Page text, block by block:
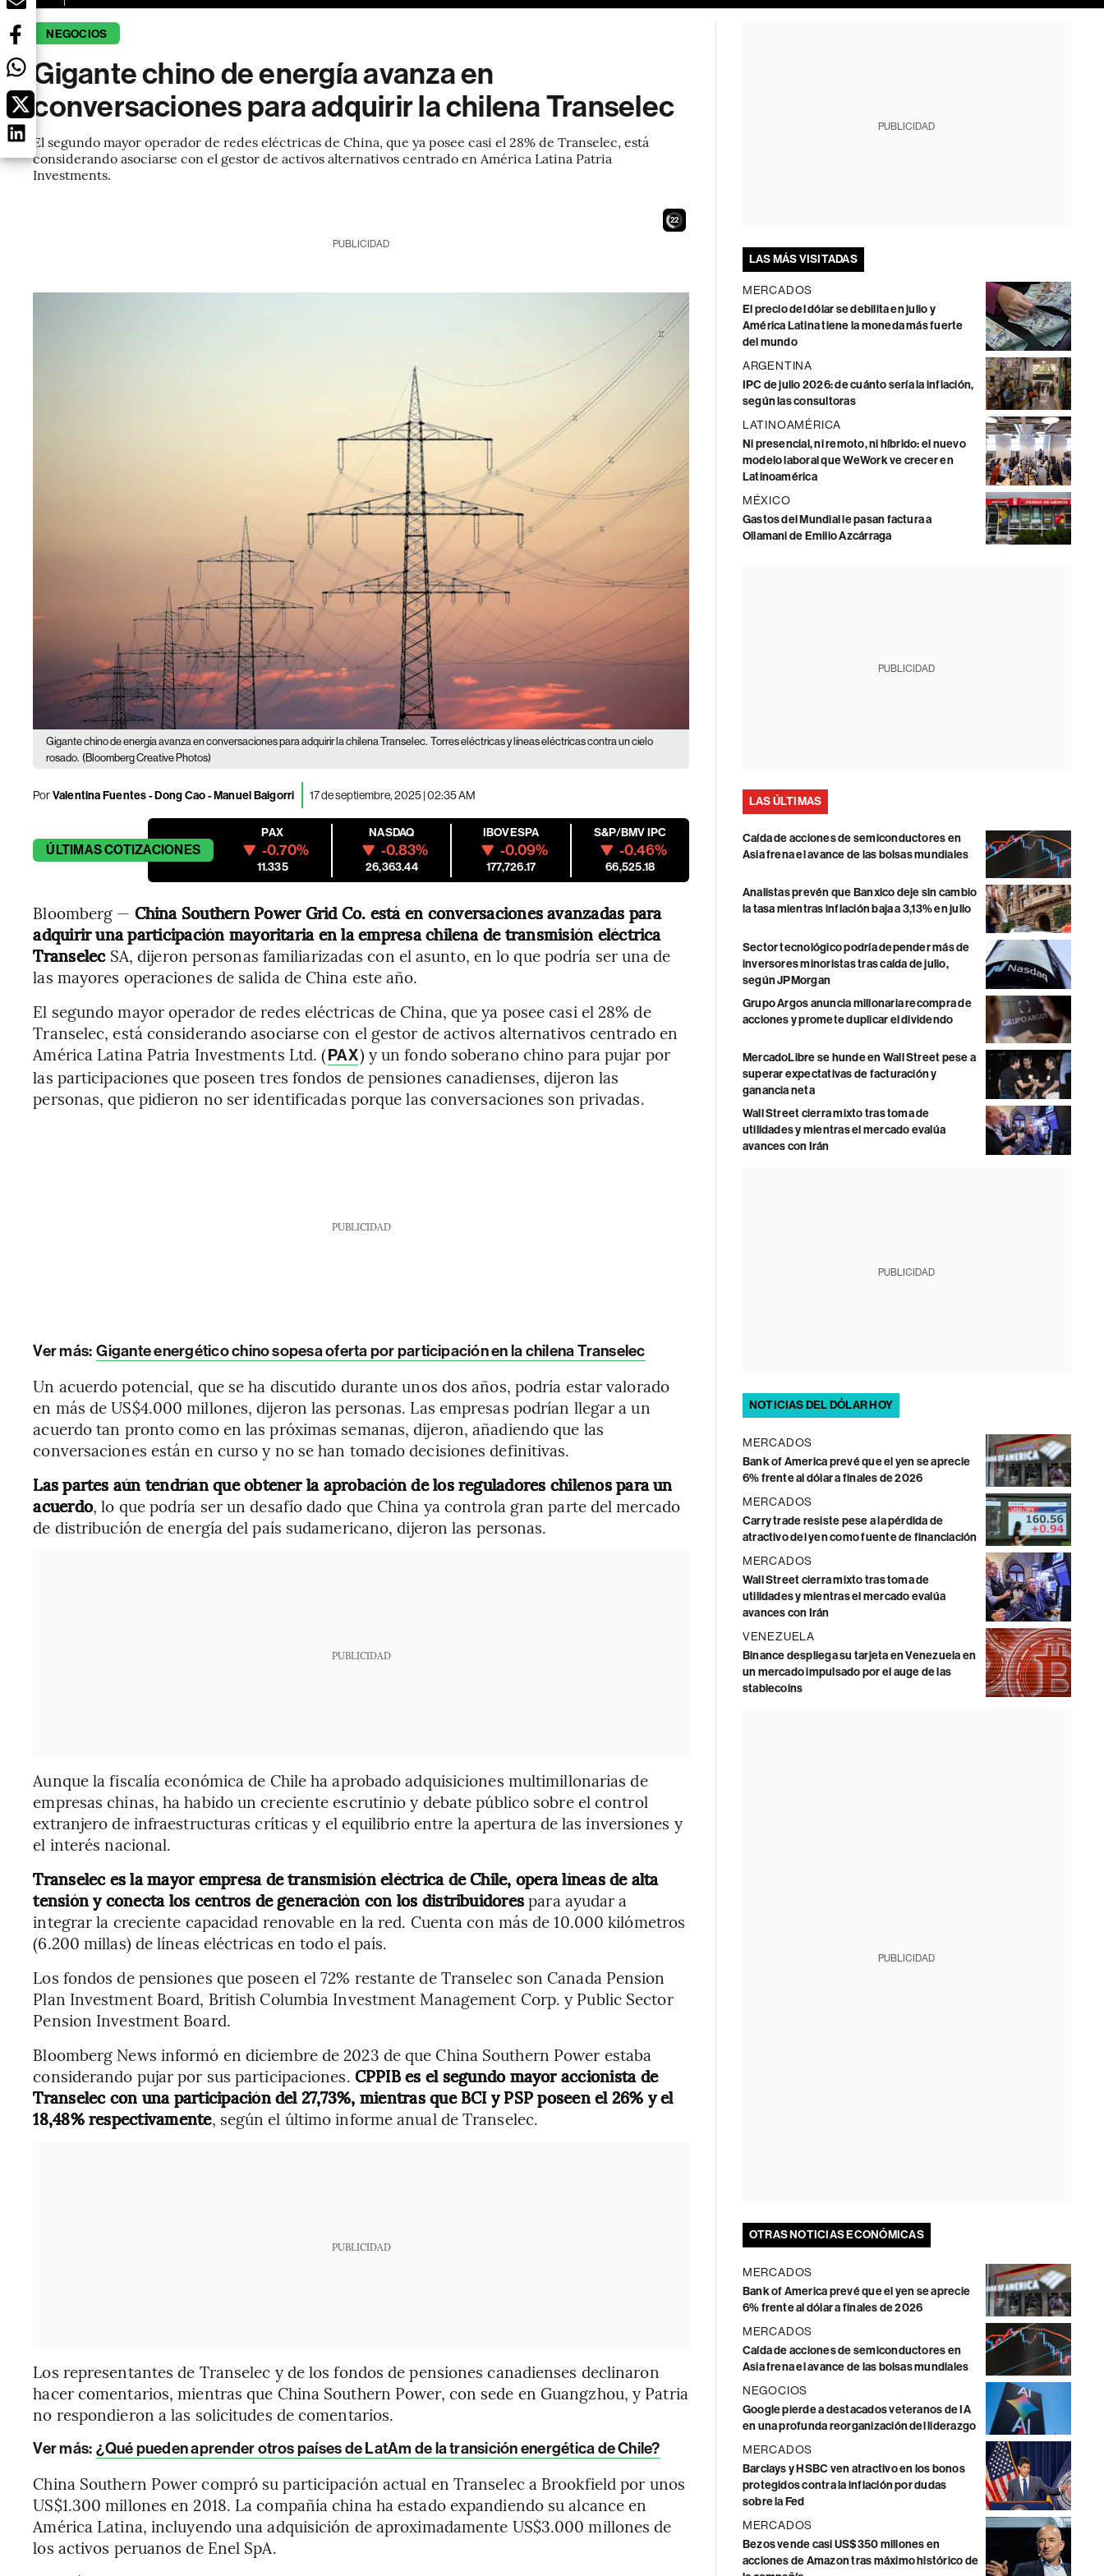
NEGOCIOS
Gigante chino de energía avanza en
conversaciones para adquirir la chilena Transelec
El segundo mayor operador de redes eléctricas de China, que ya posee casi el 28% de Transelec, está
considerando asociarse con el gestor de activos alternativos centrado en América Latina Patria
Investments.
21
PUBLICIDAD
Gigante chino de energía avanza en conversaciones para adquirir la chilena Transelec. Torres eléctricas y líneas eléctricas contra un cielo
rosado. (Bloomberg Creative Photos)
PorValentina Fuentes - Dong Cao - Manuel Baigorri 17 de septiembre, 2025 | 02:35 AM
ÚLTIMASCOTIZACIONES
PAX
-0.70%
11.335
NASDAQ
-0.83%
26,363.44
IBOVESPA
-0.09%
177,726.17
S&P/BMV IPC
-0.46%
66,525.18
Bloomberg — China Southern Power Grid Co. está en conversaciones avanzadas para
adquirir una participación mayoritaria en la empresa chilena de transmisión eléctrica
Transelec SA, dijeron personas familiarizadas con el asunto, en lo que podría ser una de
las mayores operaciones de salida de China este año.
El segundo mayor operador de redes eléctricas de China, que ya posee casi el 28% de
Transelec, está considerando asociarse con el gestor de activos alternativos centrado en
América Latina Patria Investments Ltd. (PAX) y un fondo soberano chino para pujar por
las participaciones que poseen tres fondos de pensiones canadienses, dijeron las
personas, que pidieron no ser identificadas porque las conversaciones son privadas.
PUBLICIDAD
Ver más: Gigante energético chino sopesa oferta por participación en la chilena Transelec
Un acuerdo potencial, que se ha discutido durante unos dos años, podría estar valorado
en más de US$4.000 millones, dijeron las personas. Las empresas podrían llegar a un
acuerdo tan pronto como en las próximas semanas, dijeron, añadiendo que las
conversaciones están en curso y no se han tomado decisiones definitivas.
Las partes aún tendrían que obtener la aprobación de los reguladores chilenos para un
acuerdo, lo que podría ser un desafío dado que China ya controla gran parte del mercado
de distribución de energía del país sudamericano, dijeron las personas.
PUBLICIDAD
Aunque la fiscalía económica de Chile ha aprobado adquisiciones multimillonarias de
empresas chinas, ha habido un creciente escrutinio y debate público sobre el control
extranjero de infraestructuras críticas y el equilibrio entre la apertura de las inversiones y
el interés nacional.
Transelec es la mayor empresa de transmisión eléctrica de Chile, opera líneas de alta
tensión y conecta los centros de generación con los distribuidorespara ayudar a
integrar la creciente capacidad renovable en la red. Cuenta con más de 10.000 kilómetros
(6.200 millas) de líneas eléctricas en todo el país.
Los fondos de pensiones que poseen el 72% restante de Transelec son Canada Pension
Plan Investment Board, British Columbia Investment Management Corp. y Public Sector
Pension Investment Board.
Bloomberg News informó en diciembre de 2023 de que China Southern Power estaba
considerando pujar por sus participaciones. CPPIB es el segundo mayor accionista de
Transelec con una participación del 27,73%, mientras que BCI y PSP poseen el 26% y el
18,48% respectivamente, según el último informe anual de Transelec.
PUBLICIDAD
Los representantes de Transelec y de los fondos de pensiones canadienses declinaron
hacer comentarios, mientras que China Southern Power, con sede en Guangzhou, y Patria
no respondieron a las solicitudes de comentarios.
Ver más: ¿Qué pueden aprender otros países de LatAm de la transición energética de Chile?
China Southern Power compró su participación actual en Transelec a Brookfield por unos
US$1.300 millones en 2018. La compañía china ha estado expandiendo su alcance en
América Latina, incluyendo una adquisición de aproximadamente US$3.000 millones de
los activos peruanos de Enel SpA.
PUBLICIDAD
LAS MÁS VISITADAS
MERCADOS
El precio del dólar se debilita en julio y
América Latina tiene la moneda más fuerte
del mundo
ARGENTINA
IPC de julio 2026: de cuánto sería la inflación,
según las consultoras
LATINOAMÉRICA
Ni presencial, ni remoto, ni híbrido: el nuevo
modelo laboral que WeWork ve crecer en
Latinoamérica
MÉXICO
Gastos del Mundial le pasan factura a
Ollamani de Emilio Azcárraga
PUBLICIDAD
LAS ÚLTIMAS
Caída de acciones de semiconductores en
Asia frena el avance de las bolsas mundiales
Analistas prevén que Banxico deje sin cambio
la tasa mientras inflación baja a 3,13% en julio
Sector tecnológico podría depender más de
inversores minoristas tras caída de julio,
según JPMorgan
Grupo Argos anuncia millonaria recompra de
acciones y promete duplicar el dividendo
MercadoLibre se hunde en Wall Street pese a
superar expectativas de facturación y
ganancia neta
Wall Street cierra mixto tras toma de
utilidades y mientras el mercado evalúa
avances con Irán
PUBLICIDAD
NOTICIAS DEL DÓLAR HOY
MERCADOS
Bank of America prevé que el yen se aprecie
6% frente al dólar a finales de 2026
MERCADOS
Carry trade resiste pese a la pérdida de
atractivo del yen como fuente de financiación
MERCADOS
Wall Street cierra mixto tras toma de
utilidades y mientras el mercado evalúa
avances con Irán
VENEZUELA
Binance despliega su tarjeta en Venezuela en
un mercado impulsado por el auge de las
stablecoins
PUBLICIDAD
OTRAS NOTICIAS ECONÓMICAS
MERCADOS
Bank of America prevé que el yen se aprecie
6% frente al dólar a finales de 2026
MERCADOS
Caída de acciones de semiconductores en
Asia frena el avance de las bolsas mundiales
NEGOCIOS
Google pierde a destacados veteranos de IA
en una profunda reorganización del liderazgo
MERCADOS
Barclays y HSBC ven atractivo en los bonos
protegidos contra la inflación por dudas
sobre la Fed
MERCADOS
Bezos vende casi US$350 millones en
acciones de Amazon tras máximo histórico de